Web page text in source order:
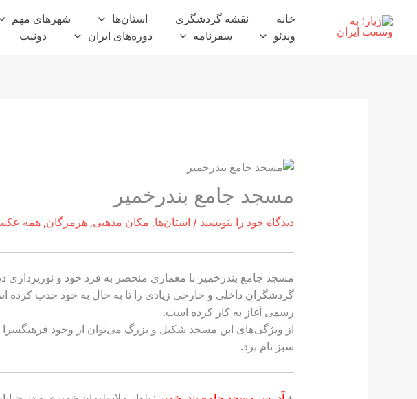
خانه نقشه گردشگری استان‌ها شهرهای مهم
ویدئو
سفرنامه دوره‌های ایران دونیت
مسجد جامع بندرخمیر
دیدگاه‌ خود را بنویسید / استان‌ها, مکان مذهبی, هرمزگان, همه
مسجد جامع بندرخمیر با معماری منحصر به فرد خود و
رسمی آغاز به کار کرده است.
سبز نام برد.